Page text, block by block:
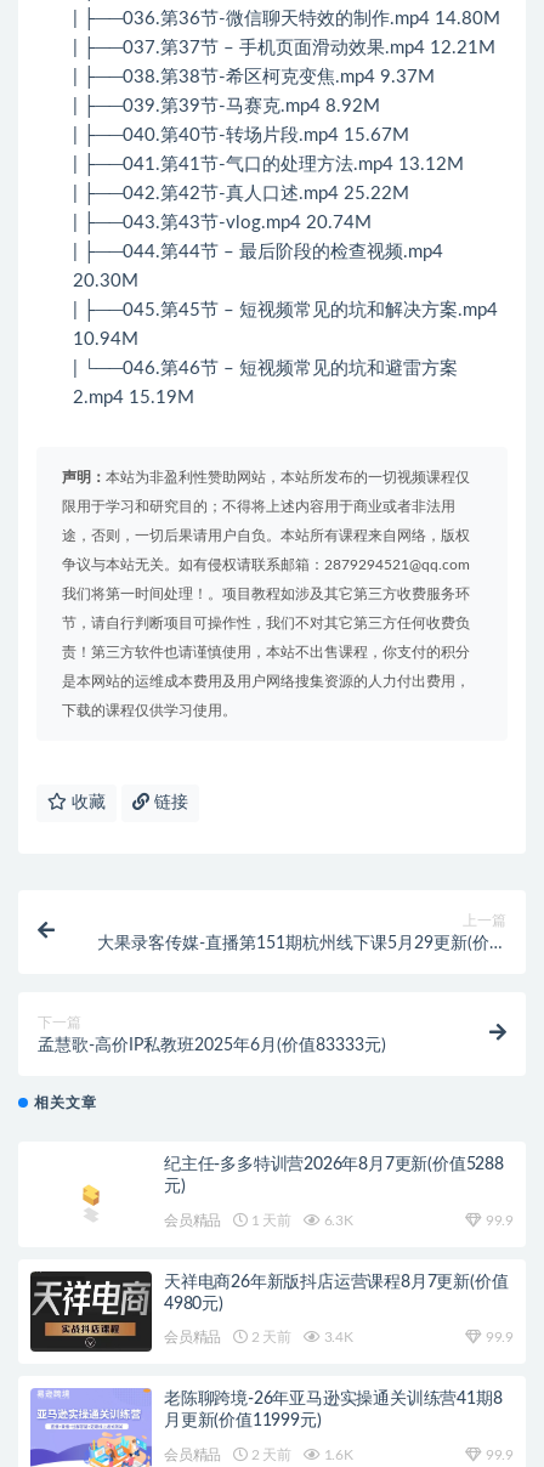
| ├──036.第36节-微信聊天特效的制作.mp4 14.80M
| ├──037.第37节 – 手机页面滑动效果.mp4 12.21M
| ├──038.第38节-希区柯克变焦.mp4 9.37M
| ├──039.第39节-马赛克.mp4 8.92M
| ├──040.第40节-转场片段.mp4 15.67M
| ├──041.第41节-气口的处理方法.mp4 13.12M
| ├──042.第42节-真人口述.mp4 25.22M
| ├──043.第43节-vlog.mp4 20.74M
| ├──044.第44节 – 最后阶段的检查视频.mp4
20.30M
| ├──045.第45节 – 短视频常见的坑和解决方案.mp4
10.94M
| └──046.第46节 – 短视频常见的坑和避雷方案
2.mp4 15.19M
声明： 本站为非盈利性赞助网站，本站所发布的一切视频课程仅
限用于学习和研究目的；不得将上述内容用于商业或者非法用
途，否则，一切后果请用户自负。本站所有课程来自网络，版权
争议与本站无关。如有侵权请联系邮箱：2879294521@qq.com
我们将第一时间处理！。项目教程如涉及其它第三方收费服务环
节，请自行判断项目可操作性，我们不对其它第三方任何收费负
责！第三方软件也请谨慎使用，本站不出售课程，你支付的积分
是本网站的运维成本费用及用户网络搜集资源的人力付出费用，
下载的课程仅供学习使用。
收藏 链接
上一篇
大果录客传媒-直播第151期杭州线下课5月29更新(价值
下一篇
孟慧歌-高价IP私教班2025年6月(价值83333元)
相关文章
纪主任-多多特训营2026年8月7更新(价值5288
元)
会员精品 1 天前 6.3K 99.9
天祥电商26年新版抖店运营课程8月7更新(价值
4980元)
会员精品 2 天前 3.4K 99.9
老陈聊跨境-26年亚马逊实操通关训练营41期8
月更新(价值11999元)
会员精品 2 天前 1.6K 99.9